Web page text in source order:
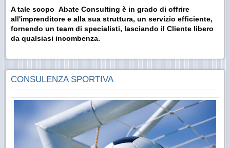
A tale scopo Abate Consulting è in grado di offrire
all'imprenditore e alla sua struttura, un servizio efficiente,
fornendo un team di specialisti, lasciando il Cliente libero
da qualsiasi incombenza.
CONSULENZA SPORTIVA